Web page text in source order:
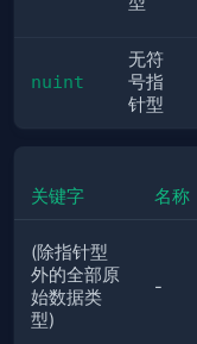
nuint
无符
号指
针型
关键字 名称
(除指针型
外的全部原
始数据类
型)
-